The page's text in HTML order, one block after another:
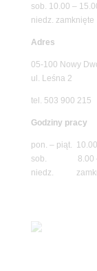
sob. 10.00 –
niedz. zamknięte
Adres
05-100 Nowy
ul. Leśna 2
tel. 503 900 215
Godziny pracy
pon. – piąt.
sob. 8.00 –
niedz.